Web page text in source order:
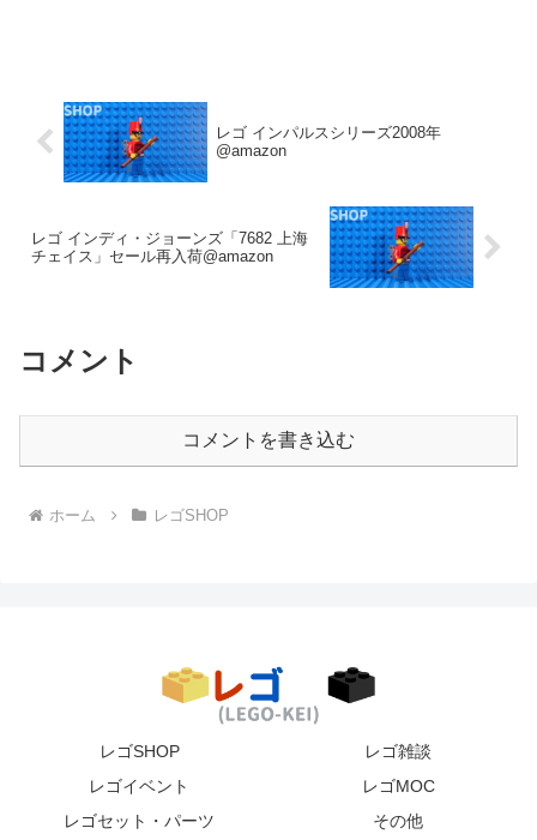
レゴ インパルスシリーズ2008年
@amazon
レゴ インディ・ジョーンズ「7682 上海
チェイス」セール再入荷@amazon
コメント
コメントを書き込む
ホーム レゴSHOP
レゴSHOP
レゴ雑談
レゴイベント
レゴMOC
レゴセット・パーツ
その他